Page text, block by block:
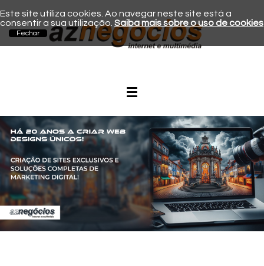
Este site utiliza cookies. Ao navegar neste site está a
consentir a sua utilização. Saiba mais sobre o uso de cookies